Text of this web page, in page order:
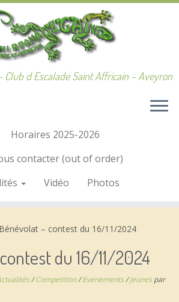
Club d Escalade Saint Affricain – Aveyron
Horaires 2025-2026
contacter (out of order)
Vidéo Photos
Bénévolat – contest du 16/11/2024
du 16/11/2024
/Competition/Evenements/Jeunes par